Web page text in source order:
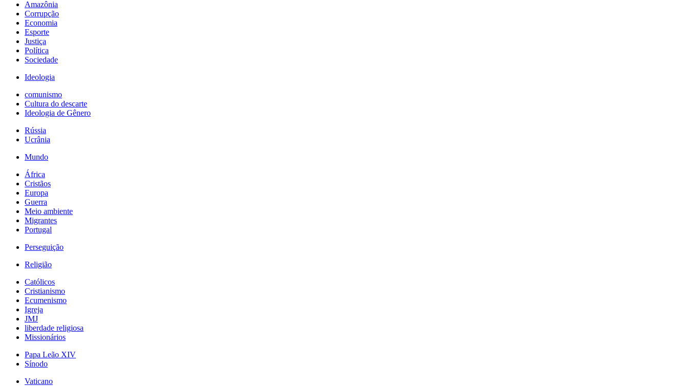
Amazônia
Corrupção
Economia
Esporte
Justiça
Política
Sociedade
Ideologia
comunismo
Cultura do descarte
Ideologia de Gênero
Rússia
Ucrânia
Mundo
África
Cristãos
Europa
Guerra
Meio ambiente
Migrantes
Portugal
Perseguição
Religião
Católicos
Cristianismo
Ecumenismo
Igreja
JMJ
liberdade religiosa
Missionários
Papa Leão XIV
Sínodo
Vaticano